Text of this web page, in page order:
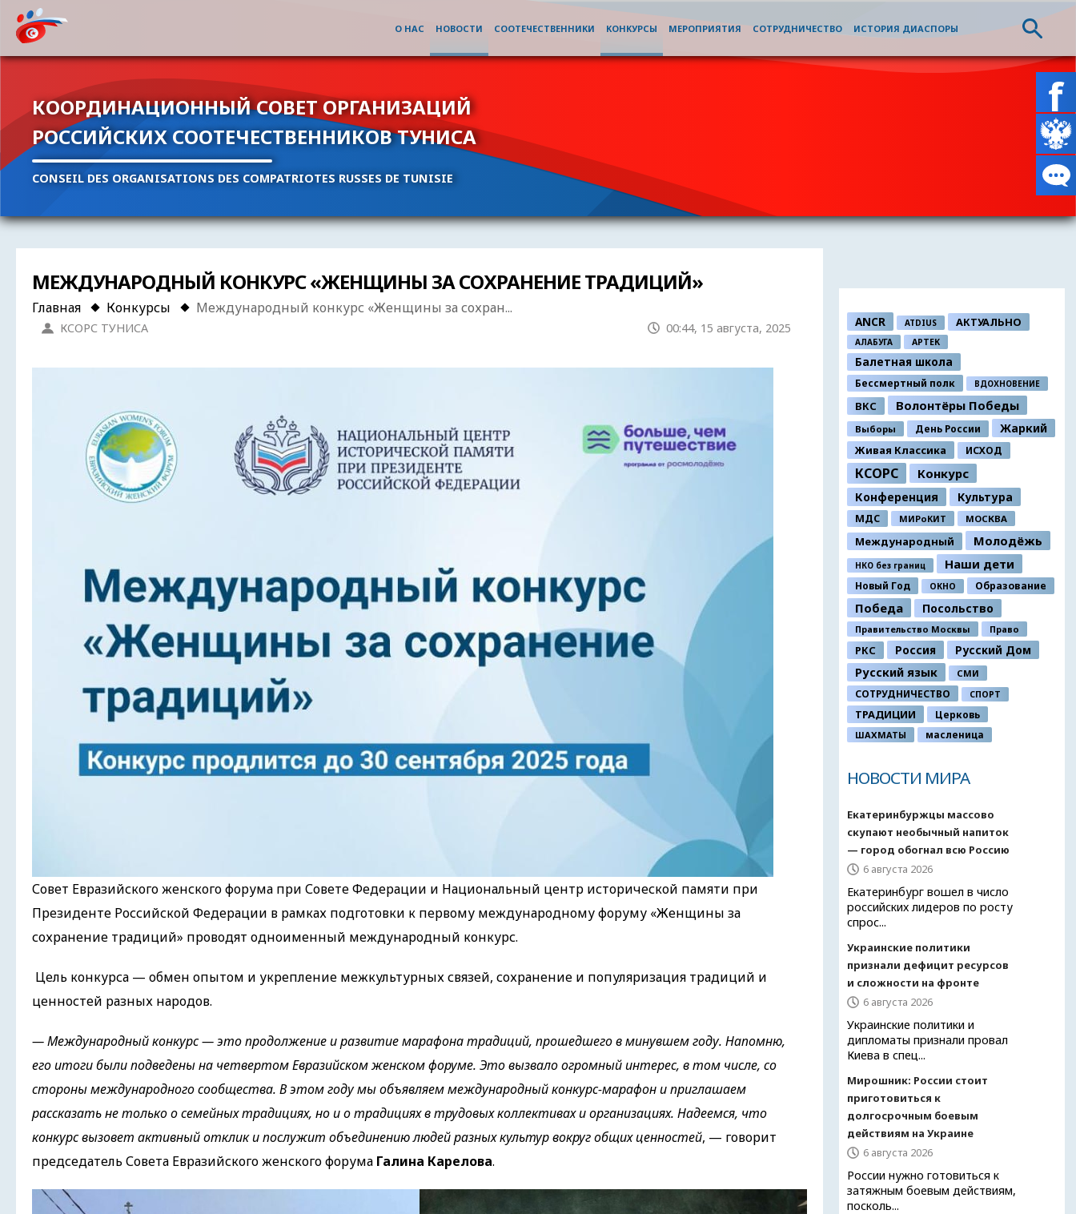
КООРДИНАЦИОННЫЙ СОВЕТ ОРГАНИЗАЦИЙ
РОССИЙСКИХ СООТЕЧЕСТВЕННИКОВ ТУНИСА
CONSEIL DES ORGANISATIONS DES COMPATRIOTES RUSSES DE TUNISIE
О НАС НОВОСТИ СООТЕЧЕСТВЕННИКИ КОНКУРСЫ МЕРОПРИЯТИЯ СОТРУДНИЧЕСТВО ИСТОРИЯ ДИАСПОРЫ
МЕЖДУНАРОДНЫЙ КОНКУРС «ЖЕНЩИНЫ ЗА СОХРАНЕНИЕ ТРАДИЦИЙ»
Главная Конкурсы Международный конкурс «Женщины за сохран...
КСОРС ТУНИСА 00:44, 15 августа, 2025
Совет Евразийского женского форума при Совете Федерации и Национальный центр исторической памяти при
Президенте Российской Федерации в рамках подготовки к первому международному форуму «Женщины за
сохранение традиций» проводят одноименный международный конкурс.
Цель конкурса — обмен опытом и укрепление межкультурных связей, сохранение и популяризация традиций и
ценностей разных народов.
— Международный конкурс — это продолжение и развитие марафона традиций, прошедшего в минувшем году. Напомню,
его итоги были подведены на четвертом Евразийском женском форуме. Это вызвало огромный интерес, в том числе, со
стороны международного сообщества. В этом году мы объявляем международный конкурс-марафон и приглашаем
рассказать не только о семейных традициях, но и о традициях в трудовых коллективах и организациях. Надеемся, что
конкурс вызовет активный отклик и послужит объединению людей разных культур вокруг общих ценностей, — говорит
председатель Совета Евразийского женского форума Галина Карелова.
ANCR ATDIUS АКТУАЛЬНО
АЛАБУГА АРТЕК
Балетная школа
Бессмертный полк ВДОХНОВЕНИЕ
ВКС Волонтёры Победы
Выборы День России Жаркий
Живая Классика ИСХОД
КСОРС Конкурс
Конференция Культура
МДС МИРоКИТ МОСКВА
Международный Молодёжь
НКО без границ Наши дети
Новый Год ОКНО Образование
Победа Посольство
Правительство Москвы Право
РКС Россия
Русский Дом
Русский язык
СМИ
СОТРУДНИЧЕСТВО СПОРТ
ТРАДИЦИИ Церковь
ШАХМАТЫ масленица
НОВОСТИ МИРА
Екатеринбуржцы массово
скупают необычный напиток
— город обогнал всю Россию
6 августа 2026
Екатеринбург вошел в число
российских лидеров по росту
спрос...
Украинские политики
признали дефицит ресурсов
и сложности на фронте
6 августа 2026
Украинские политики и
дипломаты признали провал
Киева в спец...
Мирошник: России стоит
приготовиться к
долгосрочным боевым
действиям на Украине
6 августа 2026
России нужно готовиться к
затяжным боевым действиям,
посколь...